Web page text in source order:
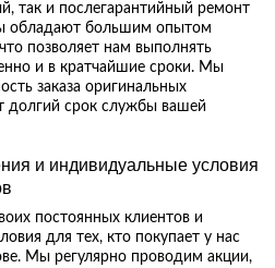
так и послегарантийный ремонт
обладают большим опытом
позволяет нам выполнять
и в кратчайшие сроки. Мы
заказа оригинальных
долгий срок службы вашей
и индивидуальные условия
постоянных клиентов и
для тех, кто покупает у нас
Мы регулярно проводим акции,